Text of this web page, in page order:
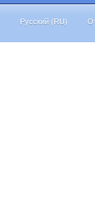
Русский (RU)